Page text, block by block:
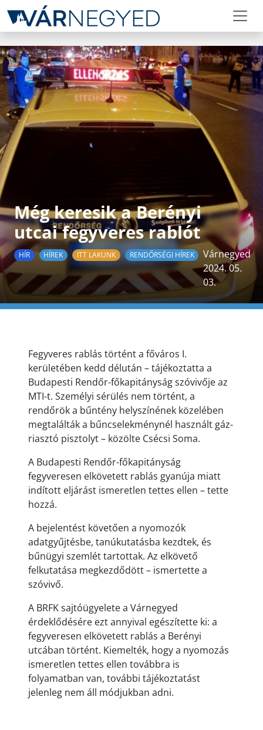
Még keresik a Berényi
utcai fegyveres rablót
HÍR HÍREK ITT LAKUNK RENDŐRSÉGI HÍREK
Várnegyed
2024. 05.
03.
Fegyveres rablás történt a főváros I.
kerületében kedd délután – tájékoztatta a
Budapesti Rendőr-főkapitányság szóvivője az
MTI-t. Személyi sérülés nem történt, a
rendőrök a bűntény helyszínének közelében
megtalálták a bűncselekménynél használt gáz-
riasztó pisztolyt – közölte Csécsi Soma.
A Budapesti Rendőr-főkapitányság
fegyveresen elkövetett rablás gyanúja miatt
indított eljárást ismeretlen tettes ellen – tette
hozzá.
A bejelentést követően a nyomozók
adatgyűjtésbe, tanúkutatásba kezdtek, és
bűnügyi szemlét tartottak. Az elkövető
felkutatása megkezdődött – ismertette a
szóvivő.
A BRFK sajtóügyelete a Várnegyed
érdeklődésére ezt annyival egészítette ki: a
fegyveresen elkövetett rablás a Berényi
utcában történt. Kiemelték, hogy a nyomozás
ismeretlen tettes ellen továbbra is
folyamatban van, további tájékoztatást
jelenleg nem áll módjukban adni.